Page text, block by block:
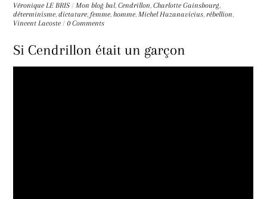
Véronique LE BRIS / Mon blog bal,Cendrillon,Charlotte Gainsbourg,
déterminisme,dictature, femme,homme,Michel Hazanavicius,rébellion,
Vincent Lacoste / 0 Comments
Si Cendrillon était un garçon